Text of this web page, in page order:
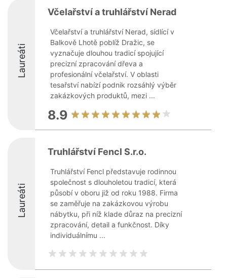
Laureáti
Včelařství a truhlářství Nerad
Včelařství a truhlářství Nerad, sídlící v
Balkově Lhotě poblíž Dražic, se
vyznačuje dlouhou tradicí spojující
precizní zpracování dřeva a
profesionální včelařství. V oblasti
tesařství nabízí podnik rozsáhlý výběr
zakázkových produktů, mezi ...
8.9
Laureáti
Truhlářství Fencl S.r.o.
Truhlářství Fencl představuje rodinnou
společnost s dlouholetou tradicí, která
působí v oboru již od roku 1988. Firma
se zaměřuje na zakázkovou výrobu
nábytku, při níž klade důraz na precizní
zpracování, detail a funkčnost. Díky
individuálnímu ...